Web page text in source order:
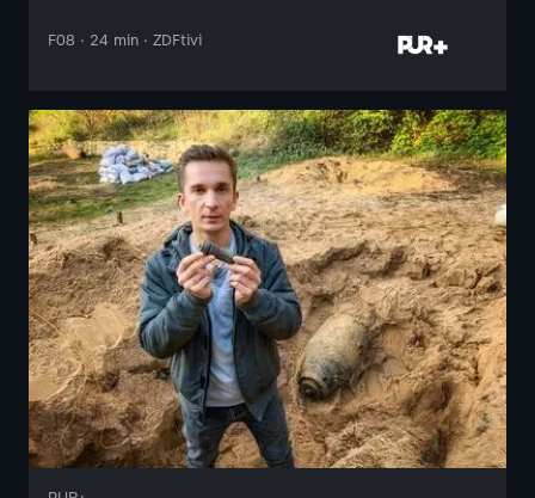
F08 · 24 min · ZDFtivi